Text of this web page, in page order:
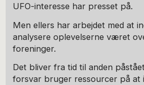
UFO-interesse har presset på.
Men ellers har arbejdet med at
analysere oplevelserne været
foreninger.
Det bliver fra tid til anden
forsvar bruger ressourcer på at